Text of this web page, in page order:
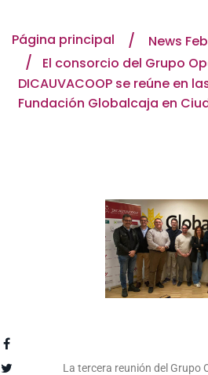
Página principal
News
El consorcio del Grupo
DICAUVACOOP se reúne en
Fundación Globalcaja en
La tercera reunión del Grupo